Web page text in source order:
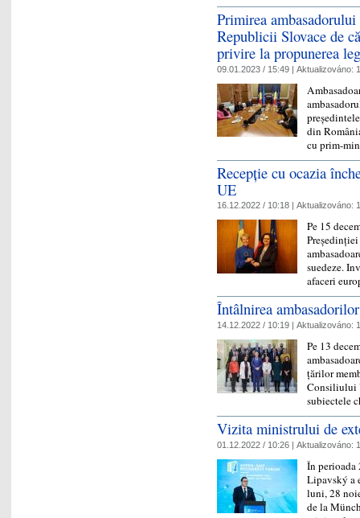
Primirea
Republicii Slovace de
privire la propunerea
09.01.2023 / 15:49 | Aktualizováno:
din
cu prim-
Recepție cu ocazia
UE
16.12.2022 / 10:18 | Aktualizováno:
Pe 15
suedeze.
afaceri
Întâlnirea
14.12.2022 / 10:19 | Aktualizováno:
Pe 13
țărilor
Consiliului
subiectele
Vizita ministrului de
01.12.2022 / 10:26 | Aktualizováno:
În perioada
Lipavský a
luni, 28
de la